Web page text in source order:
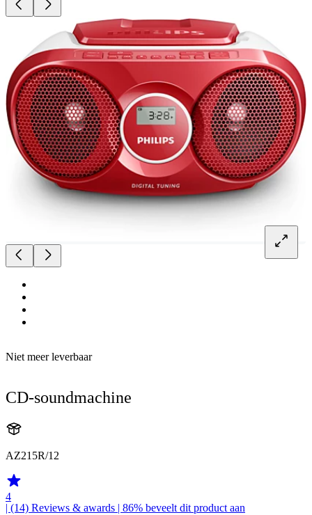
Niet meer leverbaar
CD-soundmachine
AZ215R/12
4
| (14) Reviews & awards | 86% beveelt dit product aan